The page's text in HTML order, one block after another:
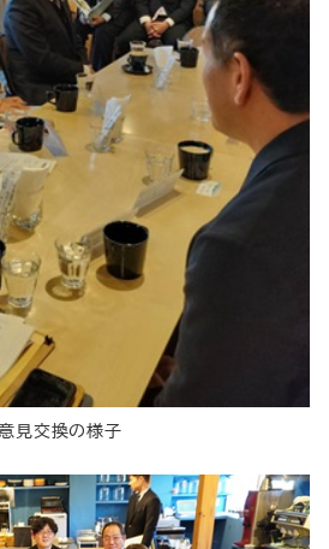
見交換の様子